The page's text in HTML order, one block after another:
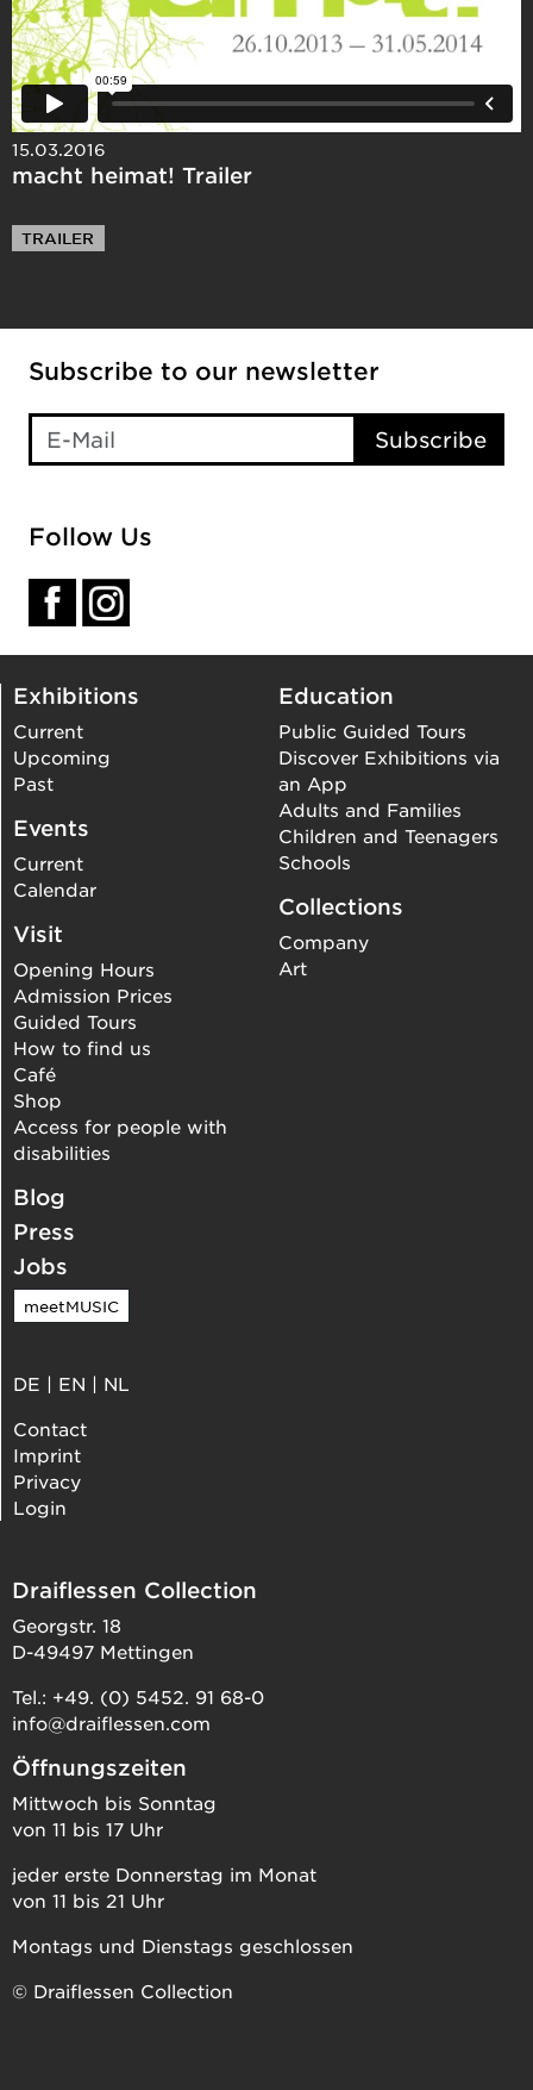
15.03.2016
macht heimat! Trailer
TRAILER
Subscribe to our newsletter
Subscribe
Follow Us
Exhibitions
Current
Upcoming
Past
Events
Current
Calendar
Visit
Opening Hours
Admission Prices
Guided Tours
How to find us
Café
Shop
Access for people with
disabilities
Education
Public Guided Tours
Discover Exhibitions via
an App
Adults and Families
Children and Teenagers
Schools
Collections
Company
Art
Blog
Press
Jobs
meetMUSIC
DE | EN | NL
Contact
Imprint
Privacy
Login
Draiflessen Collection
Georgstr. 18
D-49497 Mettingen
Tel.: +49. (0) 5452. 91 68-0
info@draiflessen.com
Öffnungszeiten
Mittwoch bis Sonntag
von 11 bis 17 Uhr
jeder erste Donnerstag im Monat
von 11 bis 21 Uhr
Montags und Dienstags geschlossen
© Draiflessen Collection